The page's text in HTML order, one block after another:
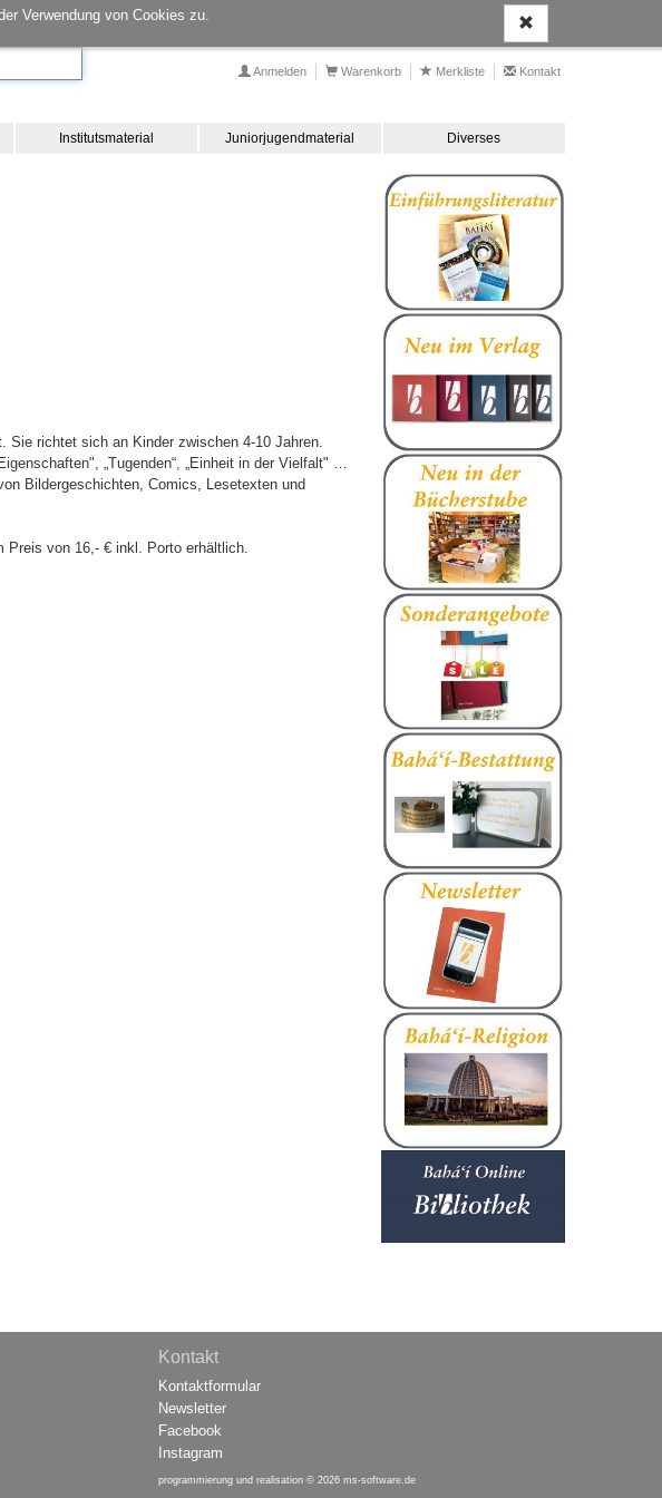
Verwendung von Cookies zu.
Anmelden Warenkorb Merkliste Kontakt
Institutsmaterial Juniorjugendmaterial Diverses
Sie richtet sich an Kinder zwischen 4-10 Jahren.
„Tugenden“, „Einheit in der Vielfalt" …
Bildergeschichten, Comics, Lesetexten und
Preis von 16,- € inkl. Porto erhältlich.
Kontakt
Kontaktformular
Newsletter
Facebook
Instagram
programmierung und realisation © 2026 ms-software.de